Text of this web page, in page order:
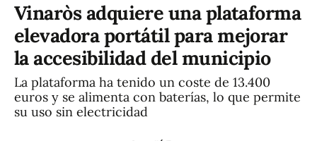
Vinaròs adquiere una plataforma
elevadora portátil para mejorar
la accesibilidad del municipio
La plataforma ha tenido un coste de 13.400
euros y se alimenta con baterías, lo que permite
su uso sin electricidad